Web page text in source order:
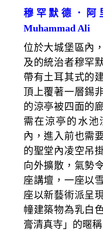
穆罕默德．阿
Muhammad Ali
位於大城堡區內
及的統治者穆罕
帶有土耳其式的
頂上覆著一層錫
的涼亭被四面的
需在涼亭的水池
內，進入前也需
的聖堂內凌空吊
向外擴散，氣勢
座講壇，一座以
座以新藝術派呈
幢建築物為乳白
膏清真寺」的暱稱